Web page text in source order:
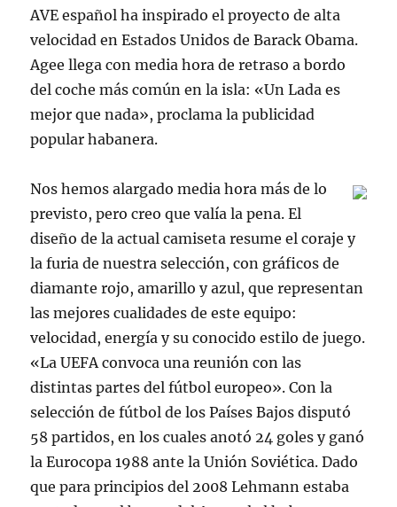
AVE español ha inspirado el proyecto de alta
velocidad en Estados Unidos de Barack Obama.
Agee llega con media hora de retraso a bordo
del coche más común en la isla: «Un Lada es
mejor que nada», proclama la publicidad
popular habanera.
Nos hemos alargado media hora más de lo
previsto, pero creo que valía la pena. El
diseño de la actual camiseta resume el coraje y
la furia de nuestra selección, con gráficos de
diamante rojo, amarillo y azul, que representan
las mejores cualidades de este equipo:
velocidad, energía y su conocido estilo de juego.
«La UEFA convoca una reunión con las
distintas partes del fútbol europeo». Con la
selección de fútbol de los Países Bajos disputó
58 partidos, en los cuales anotó 24 goles y ganó
la Eurocopa 1988 ante la Unión Soviética. Dado
que para principios del 2008 Lehmann estaba